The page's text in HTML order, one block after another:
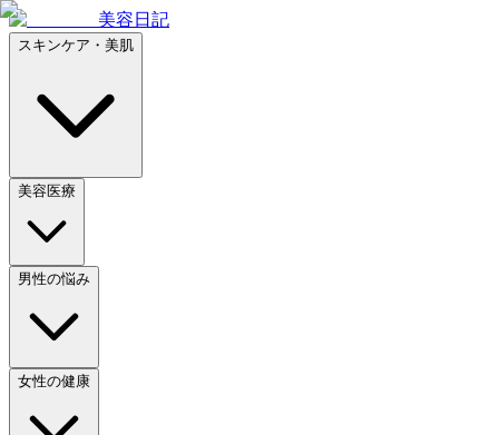
美容日記
スキンケア・美肌
美容医療
男性の悩み
女性の健康